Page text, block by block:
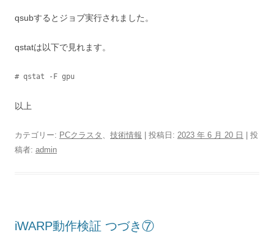
qsubするとジョブ実行されました。
qstatは以下で見れます。
# qstat -F gpu
以上
カテゴリー: PCクラスタ 、 技術情報 | 投稿日: 2023 年 6 月 20 日
投
稿者: admin
iWARP動作検証 つづき⑦